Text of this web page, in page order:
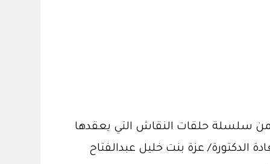
ضمن سلسلة حلقات النقاش التي يعقدها
الدكتورة/ عزة بنت خليل عبدالفتاح